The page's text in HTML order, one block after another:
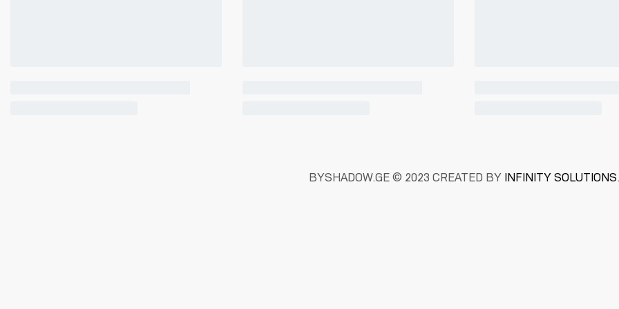
BYSHADOW.GE © 2023 CREATED BY INFINITY SOLUTIONS.